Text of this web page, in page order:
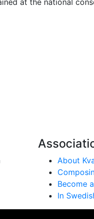
at the national
About
Become
In